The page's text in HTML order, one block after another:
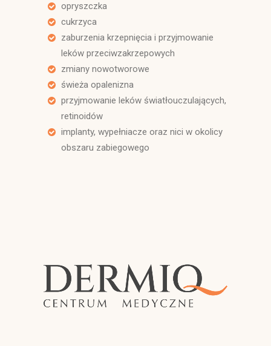
opryszczka
cukrzyca
zaburzenia krzepnięcia i przyjmowanie
leków przeciwzakrzepowych
zmiany nowotworowe
świeża opalenizna
przyjmowanie leków światłouczulających,
retinoidów
implanty, wypełniacze oraz nici w okolicy
obszaru zabiegowego